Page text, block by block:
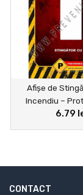
Afișe de
Incendiu –
Angajații și
6.79
CONTACT